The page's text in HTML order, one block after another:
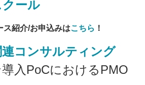
クール
ス紹介/お申込みはこちら ！
連コンサルティング
導入PoCにおけるPMO